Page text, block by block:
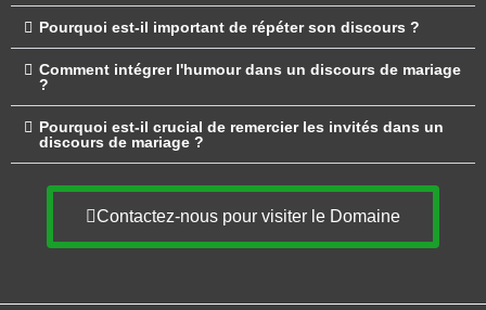
Pourquoi est-il important de répéter son discours ?
Comment intégrer l'humour dans un discours de mariage
?
Pourquoi est-il crucial de remercier les invités dans un
discours de mariage ?
Contactez-nous pour visiter le Domaine